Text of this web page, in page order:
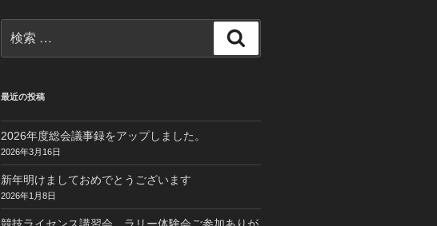
索:
索
最近の投稿
2026年度総会議事録をアップしました。
2026年3月16日
新年明けましておめでとうございます
2026年1月8日